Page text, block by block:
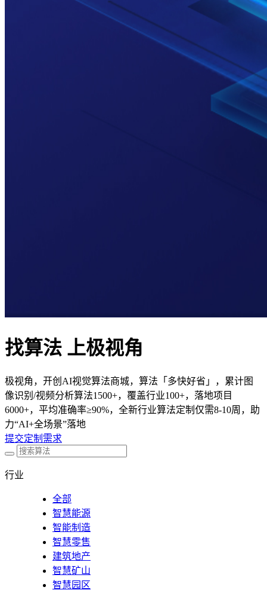
找算法 上极视角
极视角，开创AI视觉算法商城，算法「多快好省」，累计图
像识别/视频分析算法1500+，覆盖行业100+，落地项目
6000+，平均准确率≥90%，全新行业算法定制仅需8-10周，助
力“AI+全场景”落地
提交定制需求
行业
全部
智慧能源
智能制造
智慧零售
建筑地产
智慧矿山
智慧园区